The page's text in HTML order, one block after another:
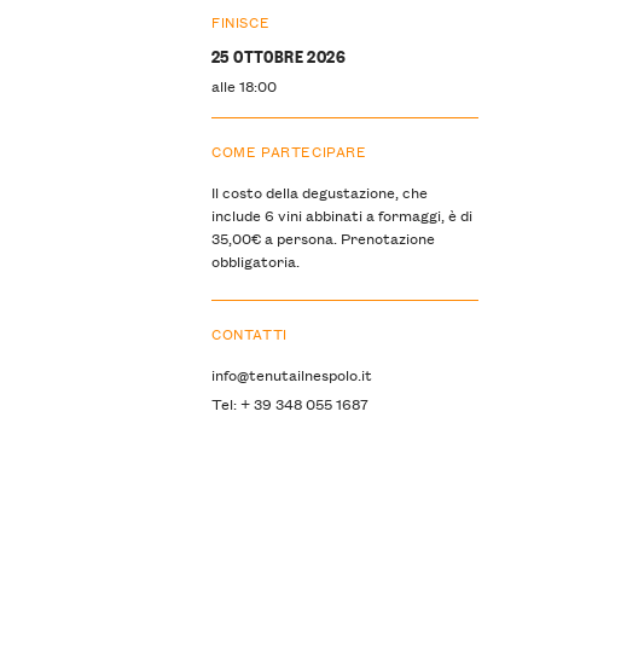
FINISCE
25 OTTOBRE 2026
alle 18:00
COME PARTECIPARE
Il costo della degustazione, che
include 6 vini abbinati a formaggi, è di
35,00€ a persona. Prenotazione
obbligatoria.
CONTATTI
info@tenutailnespolo.it
Tel: + 39 348 055 1687